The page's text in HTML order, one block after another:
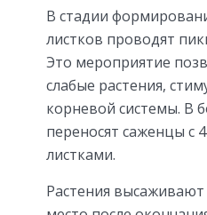
В стадии
листков проводят
Это мероприятие
слабые растения,
корневой системы. В
переносят саженцы с
листками.
Растения